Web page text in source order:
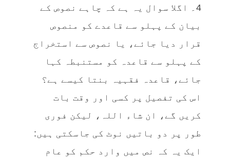
4۔ اگلا سوال یہ ہے کہ چاہے نصوص کے
بیان کے پہلو سے قاعدے کو منصوص
قرار دیا جائے، یا نصوص سے استخراج
کے پہلو سے قاعدہ کو مستنبطہ کہا
جائے، قاعدہ فقہیہ بنتا کیسے ہے؟
اس کی تفصیل پر کسی اور وقت بات
کریں گے، ان شاء اللہ، لیکن فوری
طور پر دو باتیں نوٹ کی جاسکتی ہیں:
ایک یہ کہ نص میں وارد حکم کو عام